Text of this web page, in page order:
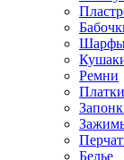
Ремни
Платки
Белье